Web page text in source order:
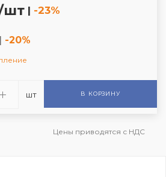
шт | -23%
| -20%
шт В КОРЗИНУ
Цены приводятся с НДС